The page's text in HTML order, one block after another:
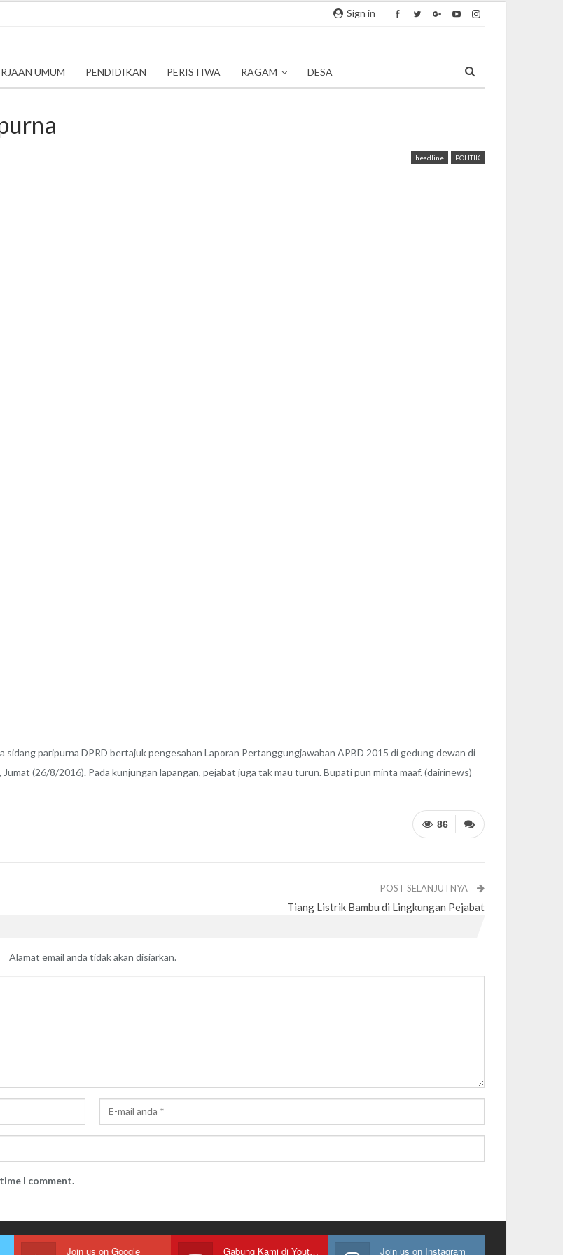
Sign in
UMUM PENDIDIKAN PERISTIWA RAGAM DESA
headline POLITIK
sidang paripurna DPRD bertajuk pengesahan Laporan Pertanggungjawaban APBD 2015 di gedung dewan di
(26/8/2016). Pada kunjungan lapangan, pejabat juga tak mau turun. Bupati pun minta maaf. (dairinews)
86
POST SELANJUTNYA
Tiang Listrik Bambu di Lingkungan Pejabat
Alamat email anda tidak akan disiarkan.
I comment.
Join us on Google Gabung Kami di Youtube Join us on Instagram